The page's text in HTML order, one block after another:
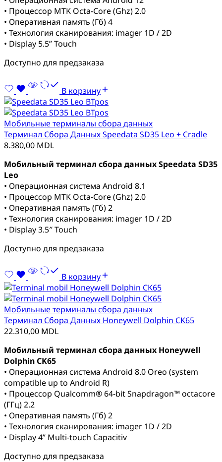
• Процессор MTK Octa-Core (Ghz) 2.0
• Оперативная память (Гб) 4
• Технология сканирования: imager 1D / 2D
• Display 5.5” Touch
Доступно для предзаказа
В корзину
Мобильные терминалы сбора данных
Терминал Сбора Данных Speedata SD35 Leo + Cradle
8.380,00 MDL
Мобильный терминал сбора данных Speedata SD35
Leo
• Операционная система Android 8.1
• Процессор MTK Octa-Core (Ghz) 2.0
• Оперативная память (Гб) 2
• Технология сканирования: imager 1D / 2D
• Display 3.5″ Touch
Доступно для предзаказа
В корзину
Мобильные терминалы сбора данных
Терминал Сбора Данных Honeywell Dolphin CK65
22.310,00 MDL
Мобильный терминал сбора данных Honeywell
Dolphin CK65
• Операционная система Android 8.0 Oreo (system
compatible up to Android R)
• Процессор Qualcomm® 64-bit Snapdragon™ octacore
(ГГц) 2.2
• Оперативная память (Гб) 2
• Технология сканирования: imager 1D / 2D
• Display 4” Multi-touch Capacitiv
Доступно для предзаказа